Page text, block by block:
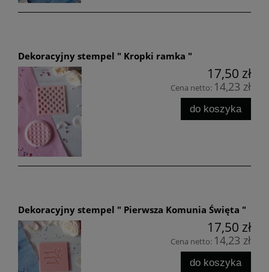
Dekoracyjny stempel " Kropki ramka "
17,50 zł
Cena netto: 14,23 zł
do koszyka
Dekoracyjny stempel " Pierwsza Komunia Święta "
17,50 zł
Cena netto: 14,23 zł
do koszyka